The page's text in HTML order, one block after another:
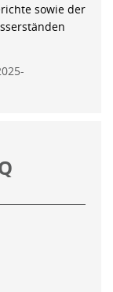
sowie der